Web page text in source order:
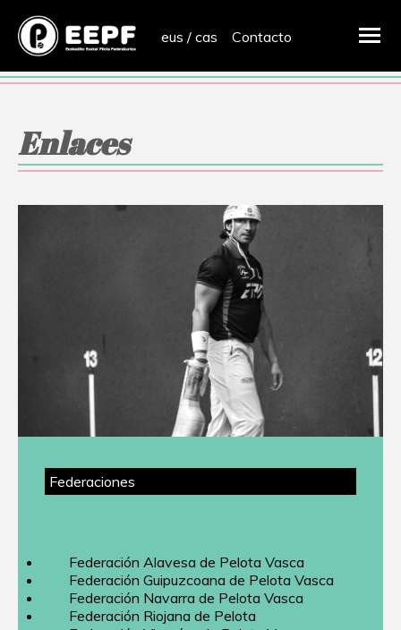
eus / cas Contacto
Enlaces
Federaciones
Federación Alavesa de Pelota Vasca
Federación Guipuzcoana de Pelota Vasca
Federación Navarra de Pelota Vasca
Federación Riojana de Pelota